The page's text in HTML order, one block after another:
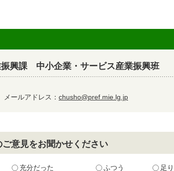
興課 中小企業・サービス産業振興班
メールアドレス： chusho@pref.mie.lg.jp
意見をお聞かせください
充分だった ふつう 足